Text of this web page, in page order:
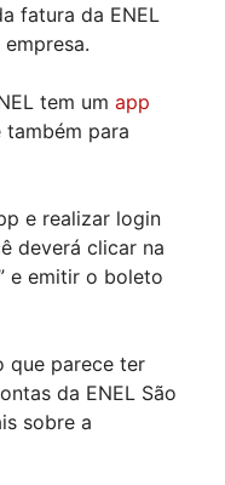
fatura da ENEL
tem um app
também para
e realizar login
deverá clicar na
e emitir o boleto
que parece ter
da ENEL São
sobre a